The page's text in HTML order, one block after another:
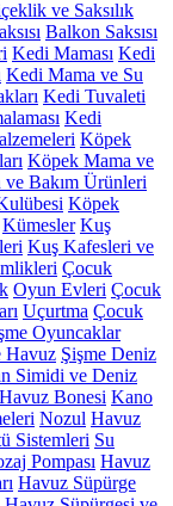
ve Saksılık
Balkon Saksısı
Kedi Maması Kedi
Kedi Mama ve Su
Kedi Tuvaleti
Kedi
Köpek
Köpek Mama ve
Bakım Ürünleri
Köpek
Kümesler Kuş
Kuş Kafesleri ve
Çocuk
Oyun Evleri Çocuk
Uçurtma Çocuk
Oyuncaklar
Havuz Şişme Deniz
Simidi ve Deniz
Havuz Bonesi Kano
Nozul Havuz
Sistemleri Su
Pompası Havuz
Havuz Süpürge